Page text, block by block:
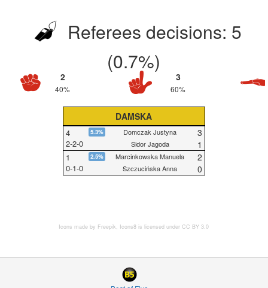
Referees decisions: 5
(0.7%)
2
40%
3
60%
DAMSKA
4 5.3%
2-2-0
Domczak Justyna 3
Sidor Jagoda 1
1 2.5%
0-1-0
Marcinkowska Manuela 2
Szczucińska Anna 0
Icons made by Freepik, Icons8 is licensed under CC BY 3.0